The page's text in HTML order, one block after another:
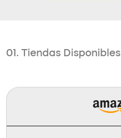
01. Tiendas Disponibles